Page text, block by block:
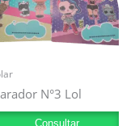
N°3 Lol
Consultar